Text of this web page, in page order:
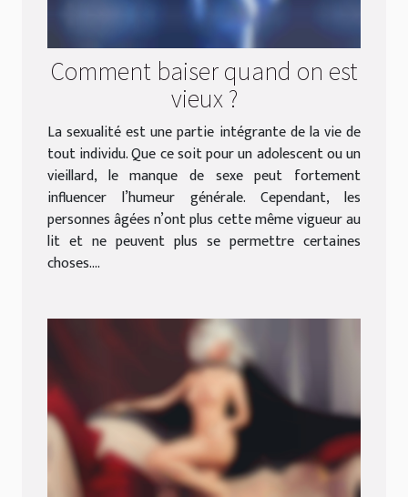
Comment baiser quand on est
vieux ?
La sexualité est une partie intégrante de la vie de
tout individu. Que ce soit pour un adolescent ou un
vieillard, le manque de sexe peut fortement
influencer l’humeur générale. Cependant, les
personnes âgées n’ont plus cette même vigueur au
lit et ne peuvent plus se permettre certaines
choses....